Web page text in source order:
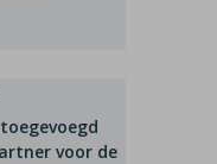
voor de